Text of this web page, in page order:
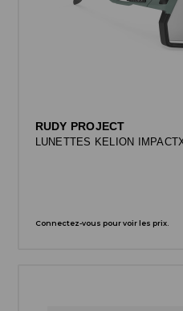
RUDY PROJECT
LUNETTES KELION
Connectez-vous pour voir les prix.